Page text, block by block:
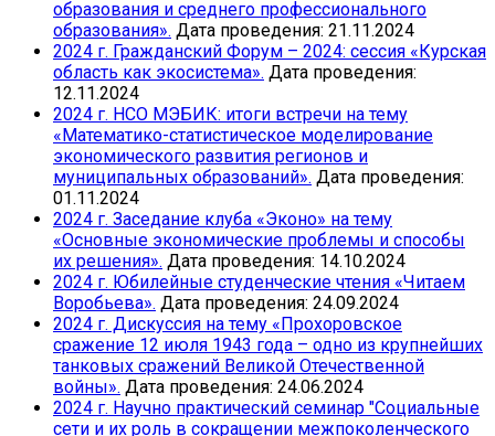
образования и среднего профессионального
образования». Дата проведения: 21.11.2024
2024 г. Гражданский Форум – 2024: сессия «Курская
область как экосистема». Дата проведения:
12.11.2024
2024 г. НСО МЭБИК: итоги встречи на тему
«Математико-статистическое моделирование
экономического развития регионов и
муниципальных образований». Дата проведения:
01.11.2024
2024 г. Заседание клуба «Эконо» на тему
«Основные экономические проблемы и способы
их решения». Дата проведения: 14.10.2024
2024 г. Юбилейные студенческие чтения «Читаем
Воробьева». Дата проведения: 24.09.2024
2024 г. Дискуссия на тему «Прохоровское
сражение 12 июля 1943 года – одно из крупнейших
танковых сражений Великой Отечественной
войны». Дата проведения: 24.06.2024
2024 г. Научно практический семинар "Социальные
сети и их роль в сокращении межпоколенческого